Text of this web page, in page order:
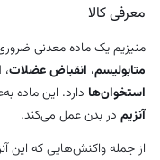
معرفی کالا
منیزیم یک ماده معدنی
متابولیسم، انقباض عضلات،
استخوان‌ها دارد. این ماده
آنزیم در بدن عمل می‌کند.
از جمله واکنش‌هایی که این